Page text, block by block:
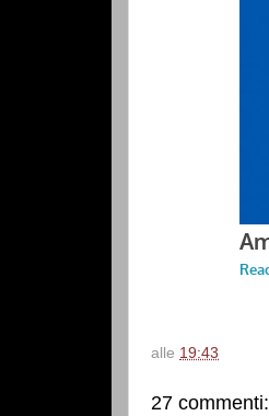
alle 19:43
27 commenti: